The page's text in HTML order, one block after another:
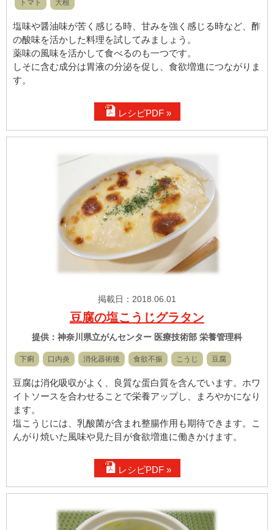
トマト 大根
塩味や醤油味が苦く感じる時、甘みを強く感じる時など、酢
の酸味を活かした料理を試してみましょう。
薬味の風味を活かして食べるのも一つです。
しそに含む成分は胃液の分泌を促し、食欲増進につながりま
す。
レシピPDF »
掲載日：2018.06.01
豆腐の塩こうじグラタン
提供：神奈川県立がんセンター 医療技術部 栄養管理科
下痢 口内炎 消化器術後 食欲不振 こうじ 豆腐
豆腐は消化吸収がよく、良質な蛋白質を含んでいます。ホワ
イトソースを合わせることで栄養アップし、まろやかになり
ます。
塩こうじには、乳酸菌が含まれ整腸作用も期待できます。こ
んがり焼いた風味や見た目が食欲増進に働きかけます。
レシピPDF »